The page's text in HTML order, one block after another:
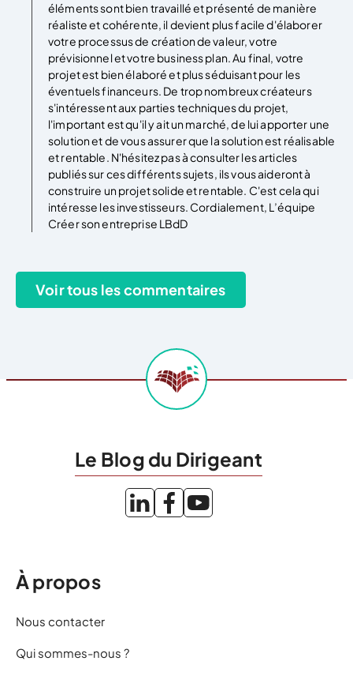
éléments sont bien travaillé et présenté de manière
réaliste et cohérente, il devient plus facile d'élaborer
votre processus de création de valeur, votre
prévisionnel et votre business plan. Au final, votre
projet est bien élaboré et plus séduisant pour les
éventuels financeurs. De trop nombreux créateurs
s'intéressent aux parties techniques du projet,
l'important est qu'il y ait un marché, de lui apporter une
solution et de vous assurer que la solution est réalisable
et rentable. N'hésitez pas à consulter les articles
publiés sur ces différents sujets, ils vous aideront à
construire un projet solide et rentable. C'est cela qui
intéresse les investisseurs. Cordialement, L’équipe
Créer son entreprise LBdD
Le Blog du Dirigeant
À propos
Nous contacter
Qui sommes-nous ?